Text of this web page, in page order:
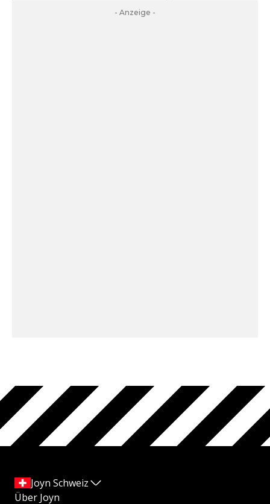
- Anzeige -
Joyn Schweiz
Über Joyn